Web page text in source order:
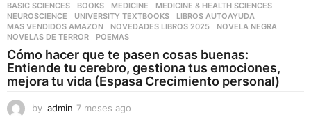
BASIC SCIENCES ,BOOKS ,MEDICINE ,MEDICINE & HEALTH SCIENCES
NEUROSCIENCE
,UNIVERSITY TEXTBOOKS LIBROS AUTOAYUDA
MAS VENDIDOS AMAZON
,NOVEDADES LIBROS 2025 ,NOVELA NEGRA
NOVELAS DE TERROR
,POEMAS
Cómo hacer que te pasen cosas buenas:
Entiende tu cerebro, gestiona tus emociones,
mejora tu vida (Espasa Crecimiento personal)
by admin 7 meses ago